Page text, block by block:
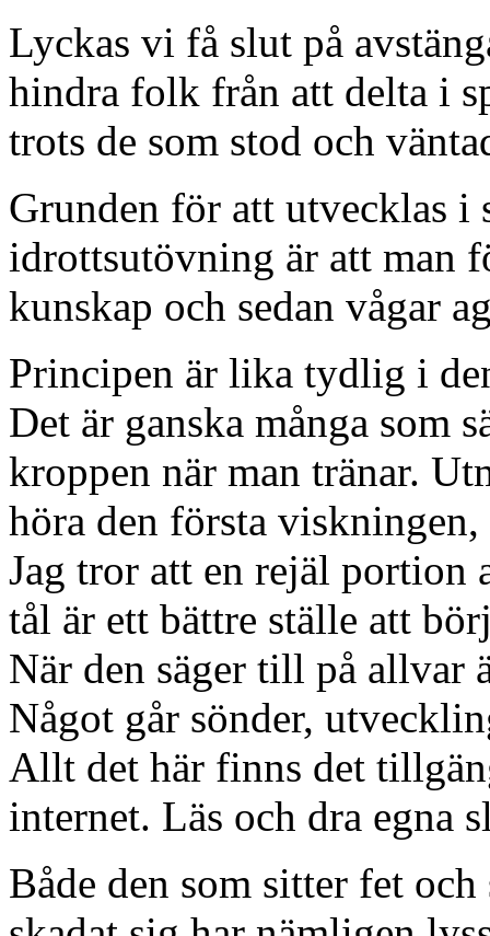
Lyckas vi få slut på
hindra folk från att delta i
trots de som stod och
Grunden för att utvecklas i
idrottsutövning är att man
kunskap och sedan vågar
Principen är lika tydlig i
Det är ganska många som
kroppen när man tränar.
höra den första
Jag tror att en rejäl portion
tål är ett bättre ställe att
När den säger till på allvar
Något går sönder,
Allt det här finns det
internet. Läs och dra egna
Både den som sitter fet